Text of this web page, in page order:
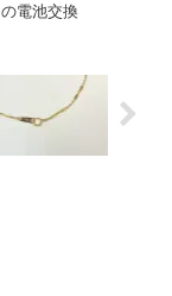
電池交換